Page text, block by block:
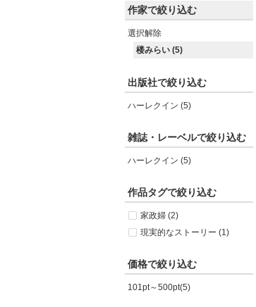
作家で絞り込む
選択解除
楼みらい (5)
出版社で絞り込む
ハーレクイン (5)
雑誌・レーベルで絞り込む
ハーレクイン (5)
作品タグで絞り込む
家政婦 (2)
現実的なストーリー (1)
価格で絞り込む
101pt～500pt(5)